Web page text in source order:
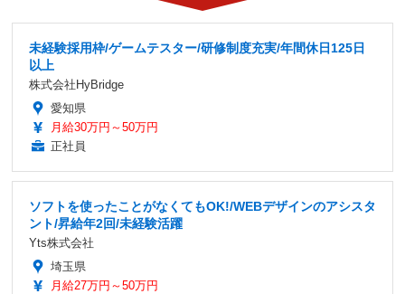
未経験採用枠/ゲームテスター/研修制度充実/年間休日125日
以上
株式会社HyBridge
愛知県
月給30万円～50万円
正社員
ソフトを使ったことがなくてもOK!/WEBデザインのアシスタ
ント/昇給年2回/未経験活躍
Yts株式会社
埼玉県
月給27万円～50万円